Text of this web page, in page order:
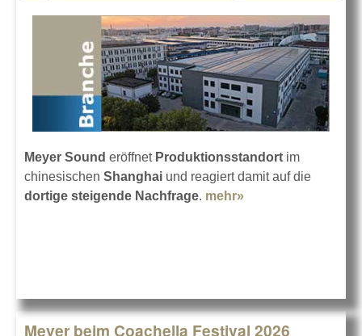
Meyer Sound eröffnet Produktionsstandort im
chinesischen Shanghai und reagiert damit auf die
dortige steigende Nachfrage. mehr»
Meyer beim Coachella Festival 2026